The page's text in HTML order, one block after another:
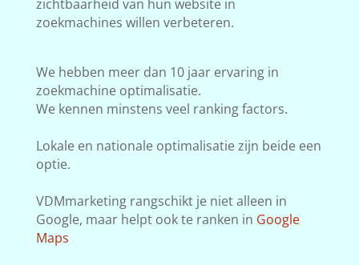
zichtbaarheid van hun website in
zoekmachines willen verbeteren.
We hebben meer dan 10 jaar ervaring in
zoekmachine optimalisatie.
We kennen minstens veel ranking factors.
Lokale en nationale optimalisatie zijn beide een
optie.
VDMmarketing rangschikt je niet alleen in
Google, maar helpt ook te ranken in Google
Maps